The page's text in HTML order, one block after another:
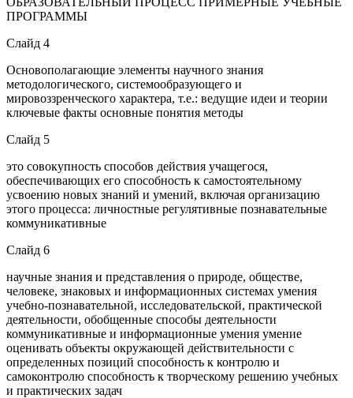
ПРОГРАММЫ
Слайд 4
Основополагающие элементы научного знания
методологического, системообразующего и
мировоззренческого характера, т.е.: ведущие идеи и теории
ключевые факты основные понятия методы
Слайд 5
это совокупность способов действия учащегося,
обеспечивающих его способность к самостоятельному
усвоению новых знаний и умений, включая организацию
этого процесса: личностные регулятивные познавательные
коммуникативные
Слайд 6
научные знания и представления о природе, обществе,
человеке, знаковых и информационных системах умения
учебно-познавательной, исследовательской, практической
деятельности, обобщенные способы деятельности
коммуникативные и информационные умения умение
оценивать объекты окружающей действительности с
определенных позиций способность к контролю и
самоконтролю способность к творческому решению учебных
и практических задач